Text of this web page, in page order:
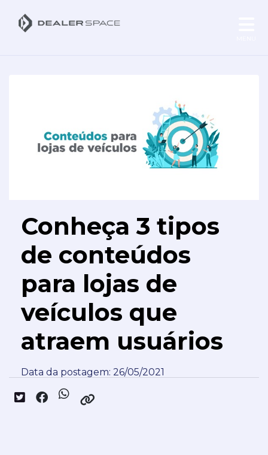
Conheça 3 tipos
de conteúdos
para lojas de
veículos que
atraem usuários
Data da postagem: 26/05/2021